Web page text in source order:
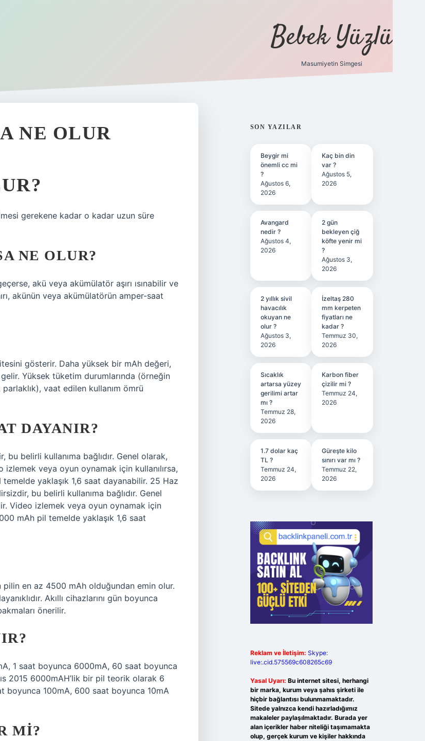
Bebek Yüzlü
Masumiyetin Simgesi
NE OLUR
gerekene kadar o kadar uzun süre
NE OLUR?
akü veya akümülatör aşırı ısınabilir ve
akünün veya akümülatörün amper-saat
gösterir. Daha yüksek bir mAh değeri,
Yüksek tüketim durumlarında (örneğin
vaat edilen kullanım ömrü
DAYANIR?
belirli kullanıma bağlıdır. Genel olarak,
veya oyun oynamak için kullanılırsa,
yaklaşık 1,6 saat dayanabilir. 25 Haz
bu belirli kullanıma bağlıdır. Genel
Video izlemek veya oyun oynamak için
mAh pil temelde yaklaşık 1,6 saat
en az 4500 mAh olduğundan emin olur.
Akıllı cihazlarını gün boyunca
önerilir.
1 saat boyunca 6000mA, 60 saat boyunca
2015 6000mAH’lik bir pil teorik olarak 6
boyunca 100mA, 600 saat boyunca 10mA
MI?
SIDEBAR
SON YAZILAR
Beygir mi
önemli cc mi
?
Ağustos 6,
2026
Kaç bin din
var ?
Ağustos 5,
2026
Avangard
nedir ?
Ağustos 4,
2026
2 gün
bekleyen çiğ
köfte yenir mi
?
Ağustos 3,
2026
2 yıllık sivil
havacılık
okuyan ne
olur ?
Ağustos 3,
2026
İzeltaş 280
mm kerpeten
fiyatları ne
kadar ?
Temmuz 30,
2026
Sıcaklık
artarsa yüzey
gerilimi artar
mı ?
Temmuz 28,
2026
Karbon fiber
çizilir mi ?
Temmuz 24,
2026
1.7 dolar kaç
TL ?
Temmuz 24,
2026
Güreşte kilo
sınırı var mı ?
Temmuz 22,
2026
Reklam ve İletişim: Skype:
live:.cid.575569c608265c69
Yasal Uyarı: Bu internet sitesi, herhangi
bir marka, kurum veya şahıs şirketi ile
hiçbir bağlantısı bulunmamaktadır.
Sitede yalnızca kendi hazırladığımız
makaleler paylaşılmaktadır. Burada yer
alan içerikler haber niteliği taşımamakta
olup, gerçek kurum ve kişiler hakkında